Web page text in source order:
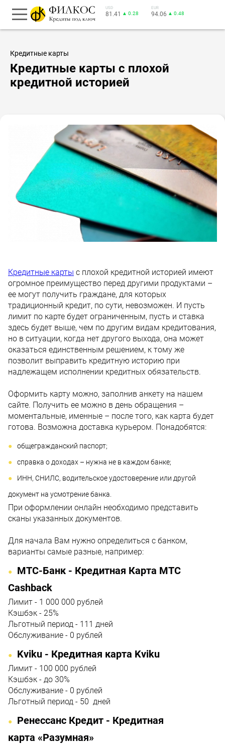
USD
81.41 ▲ 0.28
EUR
94.06 ▲ 0.48
Кредитные карты
Кредитные карты с плохой
кредитной историей
Кредитные карты с плохой кредитной историей имеют
огромное преимущество перед другими продуктами –
ее могут получить граждане, для которых
традиционный кредит, по сути, невозможен. И пусть
лимит по карте будет ограниченным, пусть и ставка
здесь будет выше, чем по другим видам кредитования,
но в ситуации, когда нет другого выхода, она может
оказаться единственным решением, к тому же
позволит выправить кредитную историю при
надлежащем исполнении кредитных обязательств.
Оформить карту можно, заполнив анкету на нашем
сайте. Получить ее можно в день обращения –
моментальные, именные – после того, как карта будет
готова. Возможна доставка курьером. Понадобятся:
общегражданский паспорт;
справка о доходах – нужна не в каждом банке;
ИНН, СНИЛС, водительское удостоверение или другой
документ на усмотрение банка.
При оформлении онлайн необходимо представить
сканы указанных документов.
Для начала Вам нужно определиться с банком,
варианты самые разные, например:
МТС-Банк - Кредитная Карта МТС
Cashback
Лимит - 1 000 000 рублей
Кэшбэк - 25%
Льготный период - 111 дней
Обслуживание - 0 рублей
Kviku - Кредитная карта Kviku
Лимит - 100 000 рублей
Кэшбэк - до 30%
Обслуживание - 0 рублей
Льготный период - 50 дней
Ренессанс Кредит - Кредитная
карта «Разумная»